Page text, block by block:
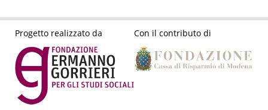
Progetto realizzato da Con il contributo di